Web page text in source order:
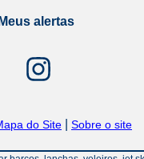
Meus alertas
do Site Sobre o site